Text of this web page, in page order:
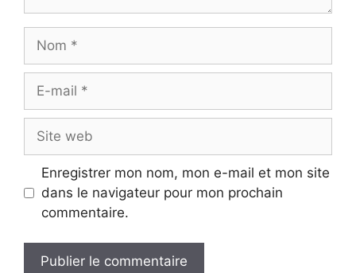
mail
web
Enregistrer mon nom, mon e-mail et mon site
dans le navigateur pour mon prochain
commentaire.